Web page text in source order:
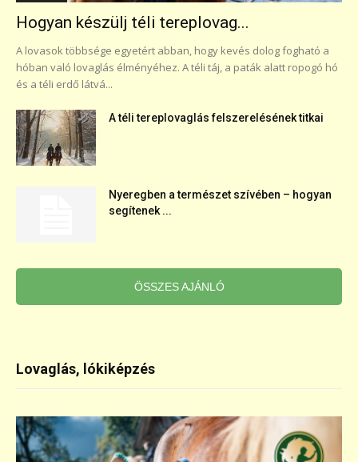
Hogyan készülj téli tereplovag...
A lovasok többsége egyetért abban, hogy kevés dolog fogható a
hóban való lovaglás élményéhez. A téli táj, a paták alatt ropogó hó
és a téli erdő látvá...
A téli tereplovaglás felszerelésének titkai
Nyeregben a természet szívében – hogyan
segítenek ...
ÖSSZES AJÁNLÓ
Lovaglás, lókiképzés